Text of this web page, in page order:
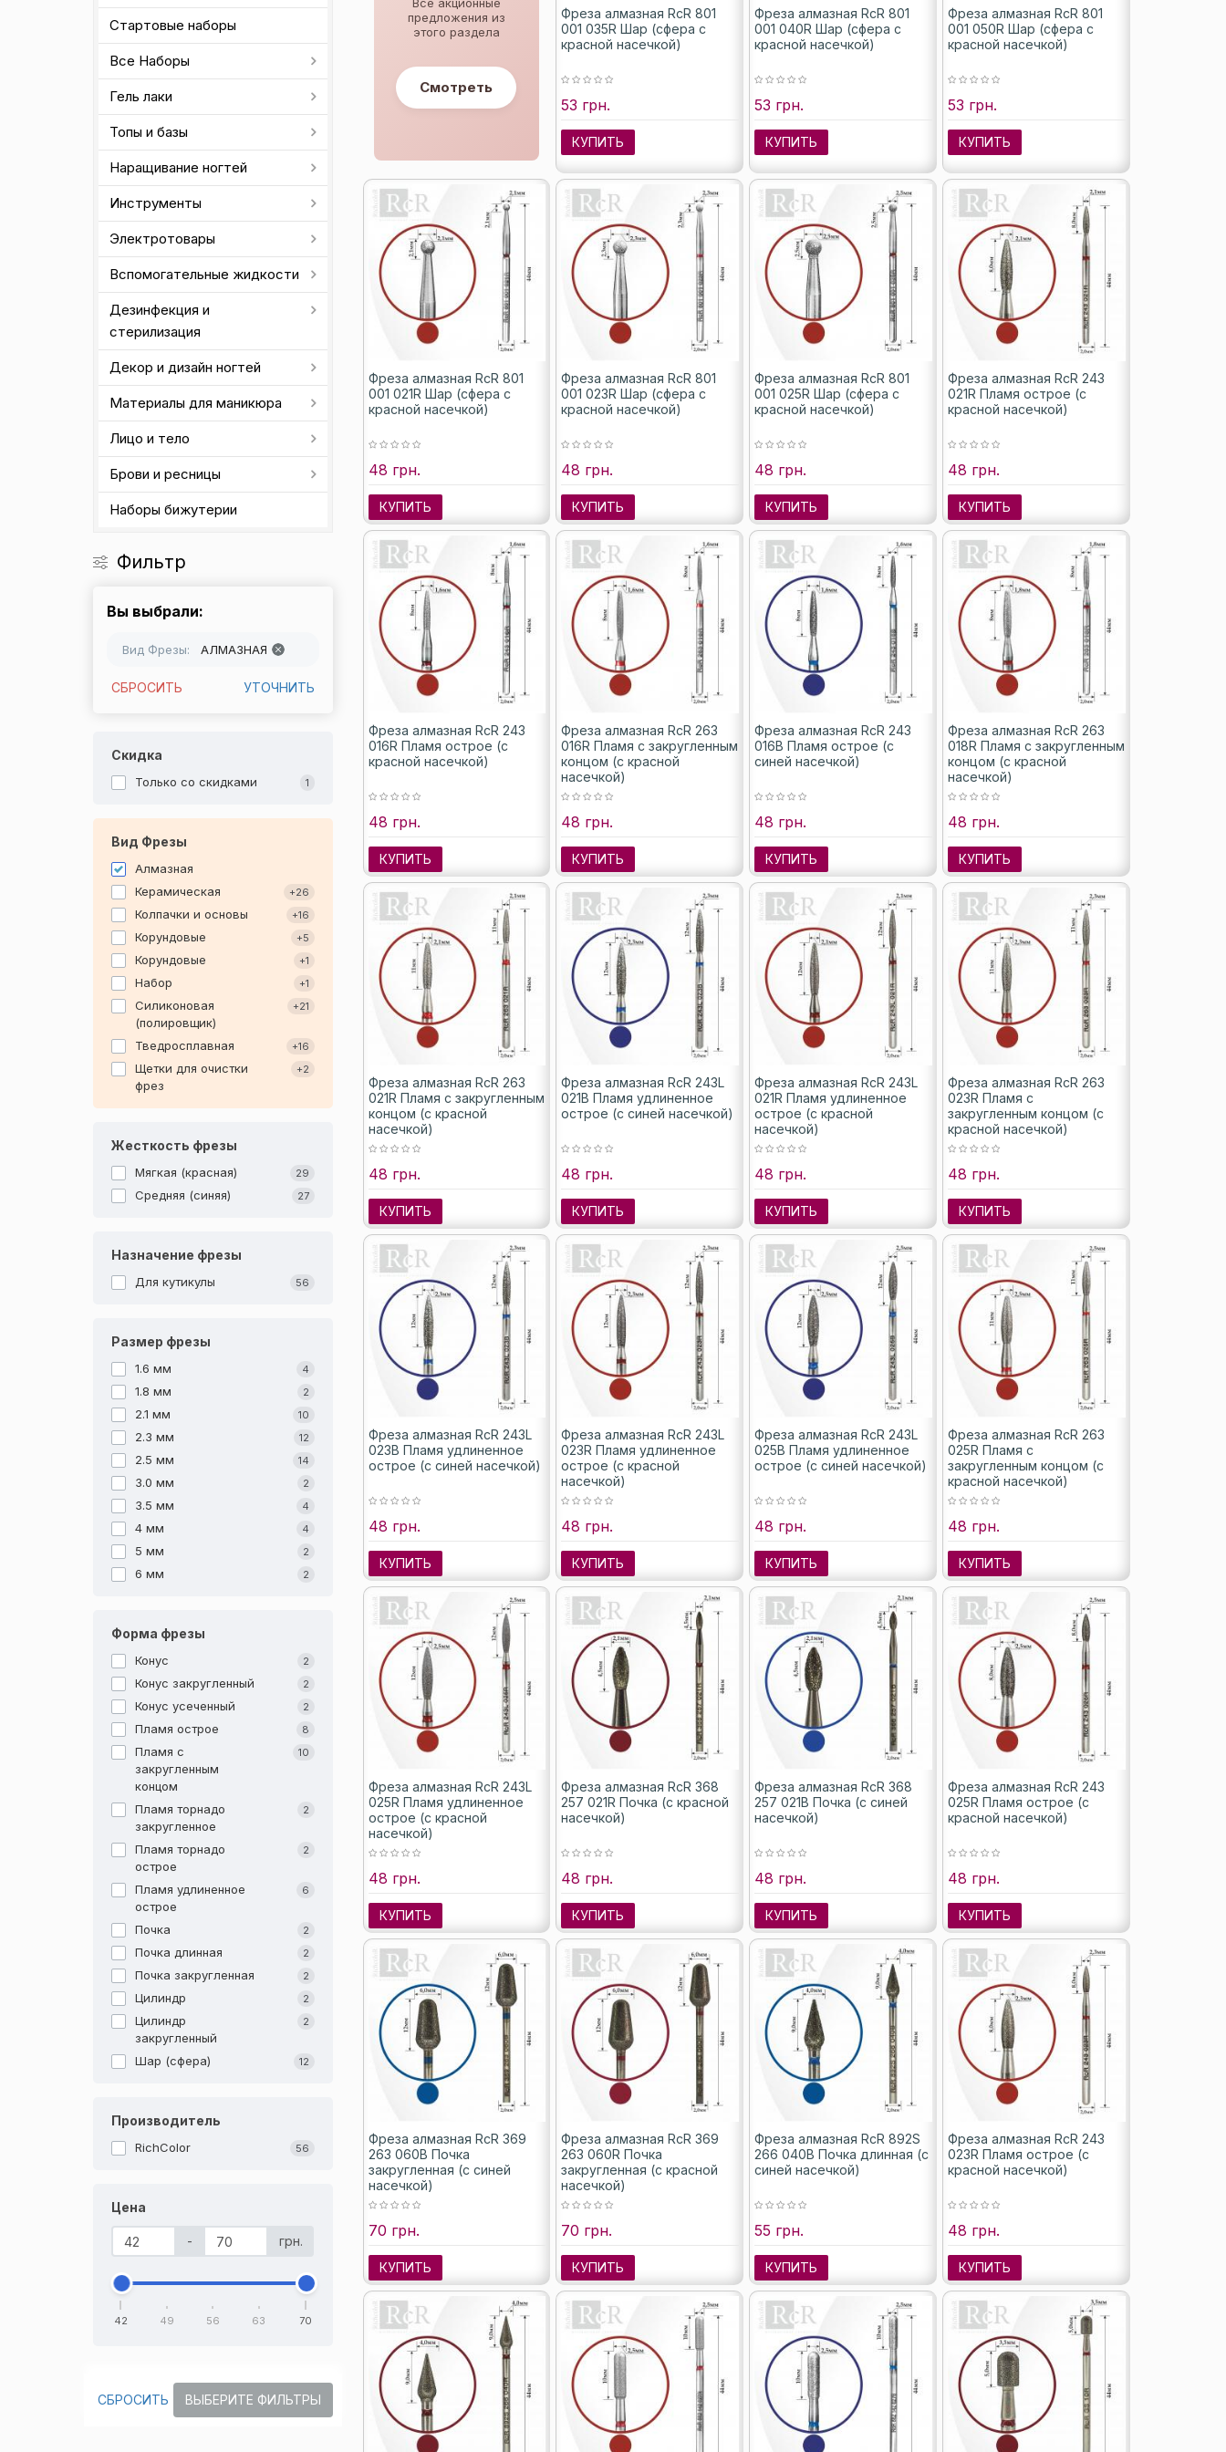
Стартовые наборы
Все Наборы
Гель лаки
Топы и базы
Наращивание ногтей
Инструменты
Электротовары
Вспомогательные жидкости
Дезинфекция и
стерилизация
Декор и дизайн ногтей
Материалы для маникюра
Лицо и тело
Брови и ресницы
Наборы бижутерии
Фильтр
Вы выбрали:
Вид Фрезы: АЛМАЗНАЯ
СБРОСИТЬ УТОЧНИТЬ
Скидка
Только со cкидками 1
Вид Фрезы
Алмазная
Керамическая
+26
Колпачки и основы +16
Корундовые +5
Корундовые +1
Набор +1
Силиконовая
(полировщик)
+21
Тведросплавная +16
Щетки для очистки
фрез
+2
Жесткость фрезы
Мягкая (красная) 29
Средняя (синяя) 27
Назначение фрезы
Для кутикулы 56
Размер фрезы
1.6 мм 4
1.8 мм 2
2.1 мм 10
2.3 мм 12
2.5 мм 14
3.0 мм 2
3.5 мм 4
4 мм 4
5 мм 2
6 мм 2
Форма фрезы
Конус 2
Конус закругленный 2
Конус усеченный 2
Пламя острое 8
Пламя с
закругленным
концом
10
Пламя торнадо
закругленное
2
Пламя торнадо
острое
2
Пламя удлиненное
острое
6
Почка 2
Почка длинная 2
Почка закругленная 2
Цилиндр 2
Цилиндр
закругленный
2
Шар (сфера) 12
Производитель
RichColor 56
Цена
- грн.
42 49 56 63 70
СБРОСИТЬ ВЫБЕРИТЕ ФИЛЬТРЫ
предложения из
этого раздела
Смотреть
Фреза алмазная RcR 801
001 035R Шар (сфера с
красной насечкой)
53 грн.
КУПИТЬ
Фреза алмазная RcR 801
001 040R Шар (сфера с
красной насечкой)
53 грн.
КУПИТЬ
Фреза алмазная RcR 801
001 050R Шар (сфера с
красной насечкой)
53 грн.
КУПИТЬ
Фреза алмазная RcR 801
001 021R Шар (сфера с
красной насечкой)
48 грн.
КУПИТЬ
Фреза алмазная RcR 801
001 023R Шар (сфера с
красной насечкой)
48 грн.
КУПИТЬ
Фреза алмазная RcR 801
001 025R Шар (сфера с
красной насечкой)
48 грн.
КУПИТЬ
Фреза алмазная RcR 243
021R Пламя острое (с
красной насечкой)
48 грн.
КУПИТЬ
Фреза алмазная RcR 243
016R Пламя острое (с
красной насечкой)
48 грн.
КУПИТЬ
Фреза алмазная RcR 263
016R Пламя с закругленным
концом (с красной
насечкой)
48 грн.
КУПИТЬ
Фреза алмазная RcR 243
016B Пламя острое (с
синей насечкой)
48 грн.
КУПИТЬ
Фреза алмазная RcR 263
018R Пламя с закругленным
концом (с красной
насечкой)
48 грн.
КУПИТЬ
Фреза алмазная RcR 263
021R Пламя с закругленным
концом (с красной
насечкой)
48 грн.
КУПИТЬ
Фреза алмазная RcR 243L
021B Пламя удлиненное
острое (с синей насечкой)
48 грн.
КУПИТЬ
Фреза алмазная RcR 243L
021R Пламя удлиненное
острое (с красной
насечкой)
48 грн.
КУПИТЬ
Фреза алмазная RcR 263
023R Пламя с
закругленным концом (с
красной насечкой)
48 грн.
КУПИТЬ
Фреза алмазная RcR 243L
023B Пламя удлиненное
острое (с синей насечкой)
48 грн.
КУПИТЬ
Фреза алмазная RcR 243L
023R Пламя удлиненное
острое (с красной
насечкой)
48 грн.
КУПИТЬ
Фреза алмазная RcR 243L
025B Пламя удлиненное
острое (с синей насечкой)
48 грн.
КУПИТЬ
Фреза алмазная RcR 263
025R Пламя с
закругленным концом (с
красной насечкой)
48 грн.
КУПИТЬ
Фреза алмазная RcR 243L
025R Пламя удлиненное
острое (с красной
насечкой)
48 грн.
КУПИТЬ
Фреза алмазная RcR 368
257 021R Почка (с красной
насечкой)
48 грн.
КУПИТЬ
Фреза алмазная RcR 368
257 021B Почка (с синей
насечкой)
48 грн.
КУПИТЬ
Фреза алмазная RcR 243
025R Пламя острое (с
красной насечкой)
48 грн.
КУПИТЬ
Фреза алмазная RcR 369
263 060B Почка
закругленная (с синей
насечкой)
70 грн.
КУПИТЬ
Фреза алмазная RcR 369
263 060R Почка
закругленная (с красной
насечкой)
70 грн.
КУПИТЬ
Фреза алмазная RcR 892S
266 040B Почка длинная (с
синей насечкой)
55 грн.
КУПИТЬ
Фреза алмазная RcR 243
023R Пламя острое (с
красной насечкой)
48 грн.
КУПИТЬ